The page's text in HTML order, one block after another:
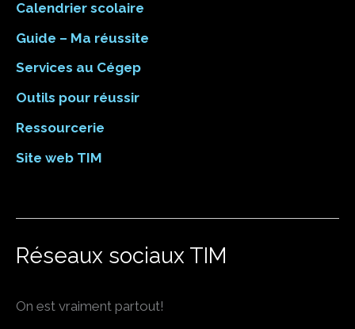
Calendrier scolaire
Guide – Ma réussite
Services au Cégep
Outils pour réussir
Ressourcerie
Site web TIM
Réseaux sociaux TIM
On est vraiment partout!